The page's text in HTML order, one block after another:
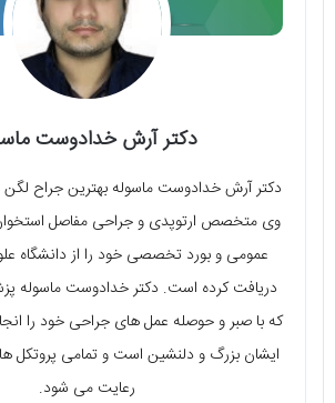
دکتر آرش خدادوست
دکتر آرش خدادوست ماسوله بهترین جراح لگن
وی متخصص ارتوپدی و جراحی مفاصل
عمومی و بورد تخصصی خود را از دانشگاه
دریافت کرده است. دکتر خدادوست ماسوله
که با صبر و حوصله عمل های جراحی خود را
ایشان بزرگ و دلنشین است و تمامی پروتکل
رعایت می شود.